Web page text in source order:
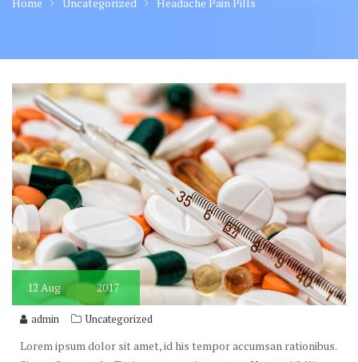
12 Aug 2017
admin Uncategorized
Lorem ipsum dolor sit amet, id his tempor accumsan rationibus.